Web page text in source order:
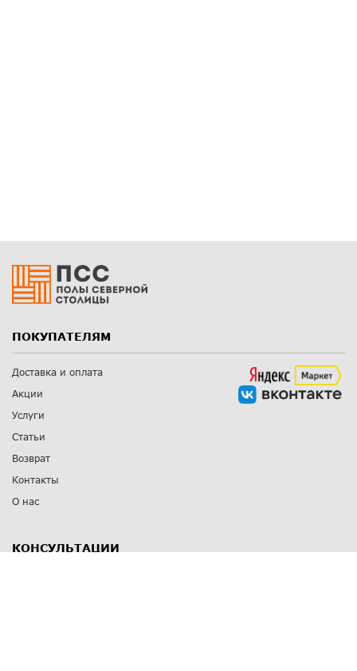
ПОКУПАТЕЛЯМ
Доставка и оплата
Акции
Услуги
Статьи
Возврат
Контакты
О нас
КОНСУЛЬТАЦИИ